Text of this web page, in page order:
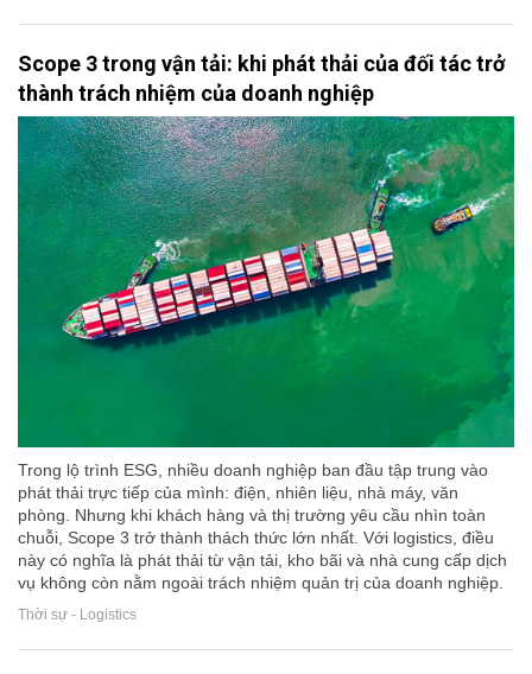
Scope 3 trong vận tải: khi phát thải của đối tác trở
thành trách nhiệm của doanh nghiệp
Trong lộ trình ESG, nhiều doanh nghiệp ban đầu tập trung vào
phát thải trực tiếp của mình: điện, nhiên liệu, nhà máy, văn
phòng. Nhưng khi khách hàng và thị trường yêu cầu nhìn toàn
chuỗi, Scope 3 trở thành thách thức lớn nhất. Với logistics, điều
này có nghĩa là phát thải từ vận tải, kho bãi và nhà cung cấp dịch
vụ không còn nằm ngoài trách nhiệm quản trị của doanh nghiệp.
Thời sự - Logistics